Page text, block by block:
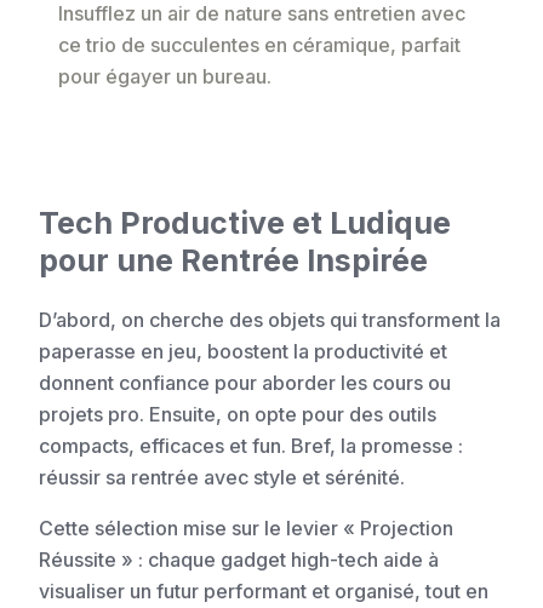
Insufflez un air de nature sans entretien avec
ce trio de succulentes en céramique, parfait
pour égayer un bureau.
Tech Productive et Ludique
pour une Rentrée Inspirée
D’abord, on cherche des objets qui transforment la
paperasse en jeu, boostent la productivité et
donnent confiance pour aborder les cours ou
projets pro. Ensuite, on opte pour des outils
compacts, efficaces et fun. Bref, la promesse :
réussir sa rentrée avec style et sérénité.
Cette sélection mise sur le levier « Projection
Réussite » : chaque gadget high-tech aide à
visualiser un futur performant et organisé, tout en